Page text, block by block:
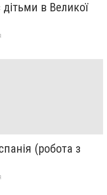
дітьми в Великої
(робота з